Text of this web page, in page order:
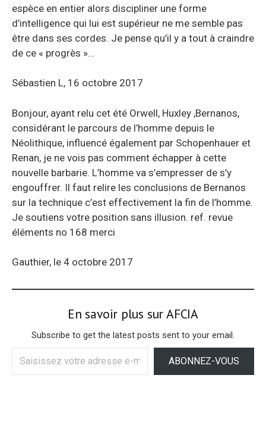
espèce en entier alors discipliner une forme
d’intelligence qui lui est supérieur ne me semble pas
être dans ses cordes. Je pense qu’il y a tout à craindre
de ce « progrès »…
Sébastien L, 16 octobre 2017
Bonjour, ayant relu cet été Orwell, Huxley ,Bernanos,
considérant le parcours de l’homme depuis le
Néolithique, influencé également par Schopenhauer et
Renan, je ne vois pas comment échapper à cette
nouvelle barbarie. L’homme va s’empresser de s’y
engouffrer. Il faut relire les conclusions de Bernanos
sur la technique c’est effectivement la fin de l’homme.
Je soutiens votre position sans illusion. ref. revue
éléments no 168 merci
Gauthier, le 4 octobre 2017
En savoir plus sur AFCIA
Subscribe to get the latest posts sent to your email.
Saisissez
ABONNEZ-VOUS